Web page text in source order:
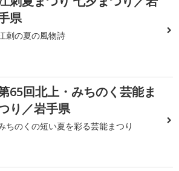
県
刺の夏の風物詩
65回北上・みちのく芸能ま
り／岩手県
ちのくの短い夏を彩る芸能まつり